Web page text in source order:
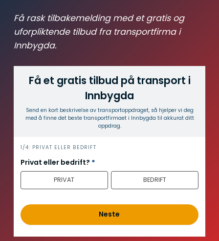
Få rask tilbakemelding med et gratis og
uforpliktende tilbud fra transportfirma i
Innbygda.
Få et gratis tilbud på transport i
Innbygda
Send en kort beskrivelse av transport­oppdraget, så hjelper vi deg
med å finne det beste transport­firmaet i Innbygda til akkurat ditt
oppdrag.
i
n
n
o
d
1/4: PRIVAT ELLER BEDRIFT
Privat eller bedrift? *
PRIVAT BEDRIFT
Neste